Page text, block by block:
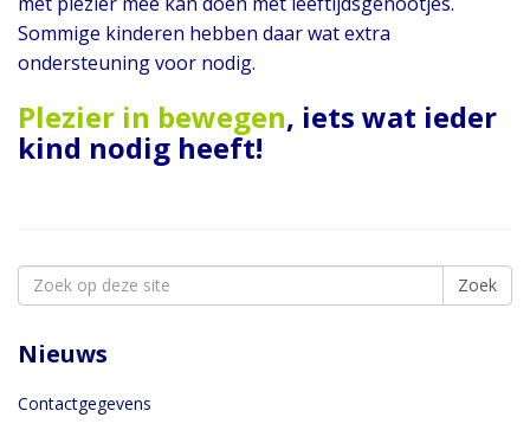
Sommige kinderen hebben daar wat extra
ondersteuning voor nodig.
Plezier in bewegen, iets wat ieder
kind nodig heeft!
Search
for:
Zoek
Nieuws
Contactgegevens